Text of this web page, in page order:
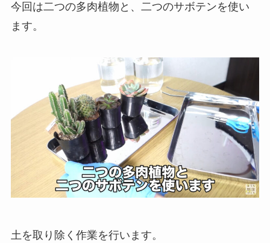
今回は二つの多肉植物と、二つのサボテンを使い
ます。
土を取り除く作業を行います。